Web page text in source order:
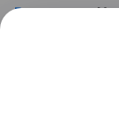
Виторгана. И
Контент